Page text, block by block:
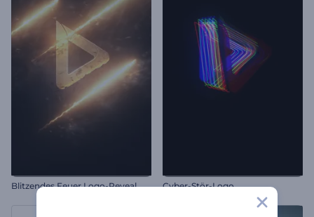
Blitzendes Feuer Logo-Reveal Cyber-Stör-Logo